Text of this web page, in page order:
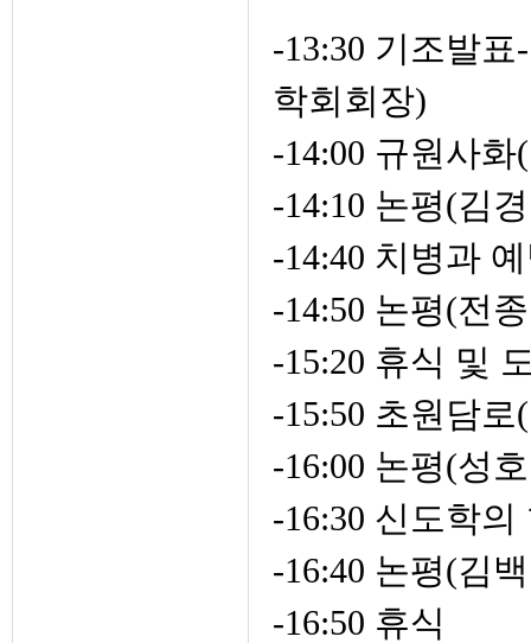
-13:30 기조발
학회회장)
-14:00 규원사
-14:10 논평(김
-14:40 치병과
-14:50 논평(전
-15:20 휴식 및
-15:50 초원담
-16:00 논평(성
-16:30 신도학
-16:40 논평(김
-16:50 휴식